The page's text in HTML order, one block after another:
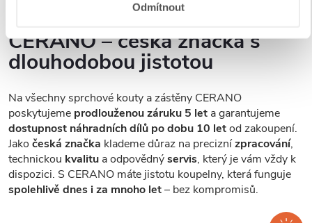
Odmítnout
CERANO – česká značka s
dlouhodobou jistotou
Na všechny sprchové kouty a zástěny CERANO
poskytujeme prodlouženou záruku 5 let a garantujeme
dostupnost náhradních dílů po dobu 10 letod zakoupení.
Jako česká značka klademe důraz na preciznízpracování,
technickou kvalitu a odpovědnýservis, který je vám vždy k
dispozici. S CERANO máte jistotu koupelny, která funguje
spolehlivě dnes i za mnoho let– bez kompromisů.